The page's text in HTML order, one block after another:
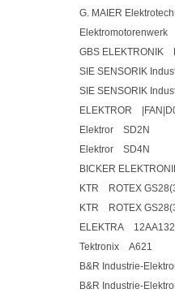
G. MAIER
GBS ELEKTRONIK
SIE SENSORIK
SIE SENSORIK
ELEKTROR
Elektror SD2N
Elektror SD4N
BICKER
KTR ROTEX
KTR ROTEX
ELEKTRA
Tektronix A621
B&R Industrie-
B&R Industrie-